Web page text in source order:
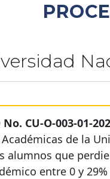
No. CU-O-003-01-
Académicas de la
alumnos que
entre 0 y